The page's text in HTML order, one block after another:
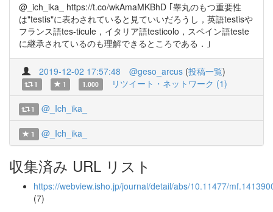
@_ich_ika_ https://t.co/wkAmaMKBhD ｢睾丸のもつ重要性
は"testis"に表わされていると見ていいだろうし，英語testisや
フランス語tes-ticule，イタリア語testicolo，スペイン語teste
に継承されているのも理解できるところである．｣
2019-12-02 17:57:48 @geso_arcus (投稿一覧)
1 1 1.000 リツイート・ネットワーク (1)
1 @_Ich_ika_
1 @_Ich_ika_
収集済み URL リスト
https://webview.isho.jp/journal/detail/abs/10.11477/
(7)